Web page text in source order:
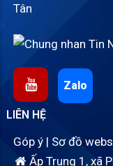
Tân
Zalo
LIÊN HỆ
Góp ý | Sơ đồ
Ấp Trung 1, xã